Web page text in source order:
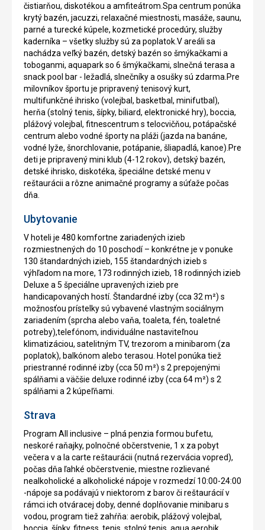
čistiarňou, diskotékou a amfiteátrom.Spa centrum ponúka
krytý bazén, jacuzzi, relaxačné miestnosti, masáže, saunu,
parné a turecké kúpele, kozmetické procedúry, služby
kaderníka – všetky služby sú za poplatok.V areáli sa
nachádza veľký bazén, detský bazén so šmýkačkami a
toboganmi, aquapark so 6 šmýkačkami, slnečná terasa a
snack pool bar - ležadlá, slnečníky a osušky sú zdarma.Pre
milovníkov športu je pripravený tenisový kurt,
multifunkčné ihrisko (volejbal, basketbal, minifutbal),
herňa (stolný tenis, šípky, biliard, elektronické hry), boccia,
plážový volejbal, fitnescentrum s telocvičňou, potápačské
centrum alebo vodné športy na pláži (jazda na banáne,
vodné lyže, šnorchlovanie, potápanie, šliapadlá, kanoe).Pre
deti je pripravený mini klub (4-12 rokov), detský bazén,
detské ihrisko, diskotéka, špeciálne detské menu v
reštaurácii a rôzne animačné programy a súťaže počas
dňa.
Ubytovanie
V hoteli je 480 komfortne zariadených izieb
rozmiestnených do 10 poschodí – konkrétne je v ponuke
130 štandardných izieb, 155 štandardných izieb s
výhľadom na more, 173 rodinných izieb, 18 rodinných izieb
Deluxe a 5 špeciálne upravených izieb pre
handicapovaných hostí. Štandardné izby (cca 32 m²) s
možnosťou prístelky sú vybavené vlastným sociálnym
zariadením (sprcha alebo vaňa, toaleta, fén, toaletné
potreby),telefónom, individuálne nastaviteľnou
klimatizáciou, satelitným TV, trezorom a minibarom (za
poplatok), balkónom alebo terasou. Hotel ponúka tiež
priestranné rodinné izby (cca 50 m²) s 2 prepojenými
spálňami a väčšie deluxe rodinné izby (cca 64 m²) s 2
spálňami a 2 kúpeľňami.
Strava
Program All inclusive – plná penzia formou bufetu,
neskoré raňajky, polnočné občerstvenie, 1 x za pobyt
večera v a la carte reštaurácii (nutná rezervácia vopred),
počas dňa ľahké občerstvenie, miestne rozlievané
nealkoholické a alkoholické nápoje v rozmedzí 10:00-24:00
-nápoje sa podávajú v niektorom z barov či reštaurácií v
rámci ich otváracej doby, denné doplňovanie minibaru s
vodou, program tiež zahŕňa: aerobik, plážový volejbal,
boccia, šípky, fitness, tenis, stolný tenis, aqua aerobik,